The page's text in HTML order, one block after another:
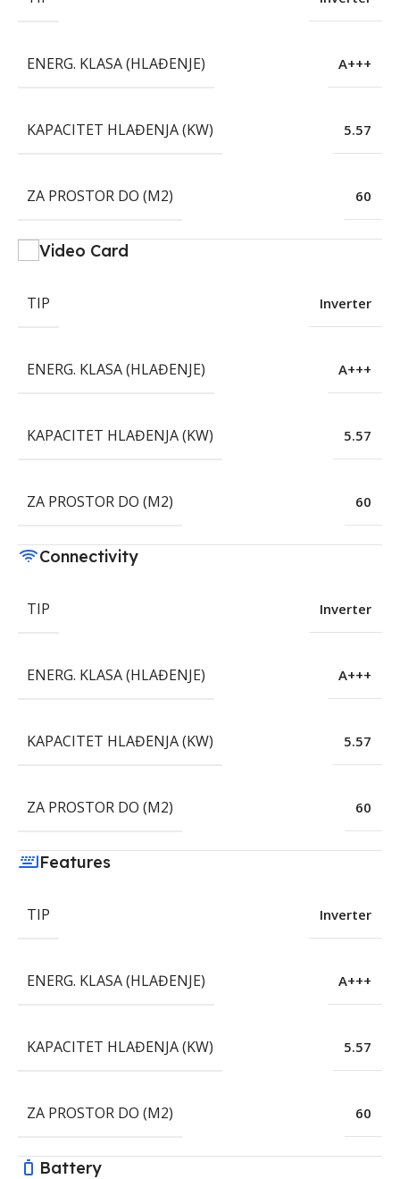
ENERG. KLASA (HLAĐENJE) A+++
KAPACITET HLAĐENJA (KW) 5.57
ZA PROSTOR DO (M2) 60
Video Card
TIP Inverter
ENERG. KLASA (HLAĐENJE) A+++
KAPACITET HLAĐENJA (KW) 5.57
ZA PROSTOR DO (M2) 60
Connectivity
TIP Inverter
ENERG. KLASA (HLAĐENJE) A+++
KAPACITET HLAĐENJA (KW) 5.57
ZA PROSTOR DO (M2) 60
Features
TIP Inverter
ENERG. KLASA (HLAĐENJE) A+++
KAPACITET HLAĐENJA (KW) 5.57
ZA PROSTOR DO (M2) 60
Battery